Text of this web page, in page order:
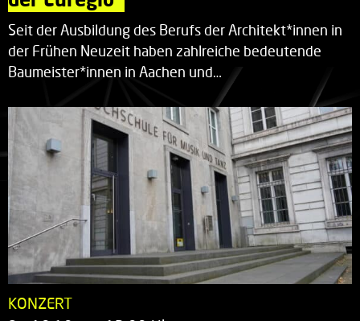
Seit der Ausbildung des Berufs der Architekt*innen in
der Frühen Neuzeit haben zahlreiche bedeutende
Baumeister*innen in Aachen und…
KONZERT